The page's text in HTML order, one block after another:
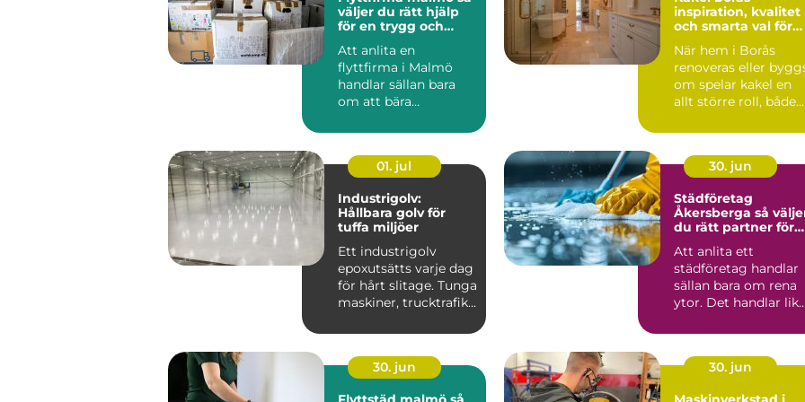
väljer du rätt hjälp
för en trygg och
Att anlita en
flyttfirma i Malmö
handlar sällan bara
om att bära
A till B. För ...
inspiration, kvalitet
och smarta val för
När hem i Borås
renoveras eller
om spelar kakel en
allt större roll, både
01. jul
Industrigolv:
Hållbara golv för
tuffa miljöer
Ett industrigolv
epoxutsätts varje dag
för hårt slitage. Tunga
maskiner, trucktrafik...
30. jun
Städföretag
Åkersberga så väljer
du rätt partner för
Att anlita ett
städföretag handlar
sällan bara om rena
ytor. Det handlar lika
ko...
30. jun
30. jun